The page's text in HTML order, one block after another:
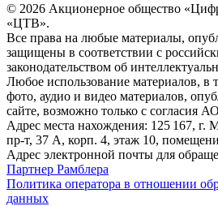
© 2026 Акционерное общество
«ЦТВ».
Все права на любые материалы,
защищены в соответствии с
законодательством об
Любое использование материалов, в
фото, аудио и видео материалов,
сайте, возможно только с согласия
Адрес места нахождения: 125 167, г.
пр-т, 37 А, корп. 4, этаж 10,
Адрес электронной почты для
Партнер Рамблера
Политика оператора в отношении
данных